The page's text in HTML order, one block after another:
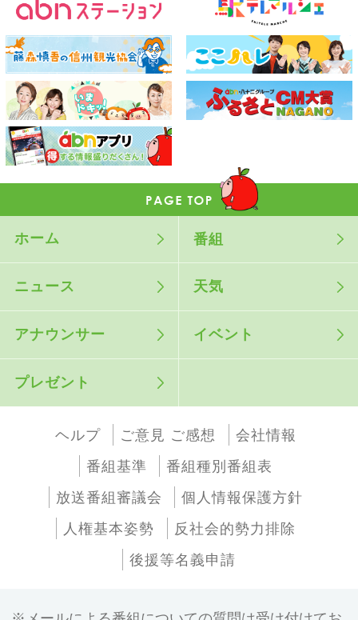
ホーム 番組
ニュース 天気
アナウンサー イベント
プレゼント
ヘルプ ご意見 ご感想
会社情報
番組基準
番組種別番組表
放送番組審議会
個人情報保護方針
人権基本姿勢
反社会的勢力排除
後援等名義申請